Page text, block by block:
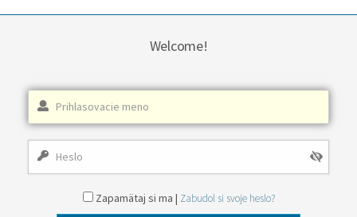
Welcome!
Zapamätaj si ma | Zabudol si svoje heslo?